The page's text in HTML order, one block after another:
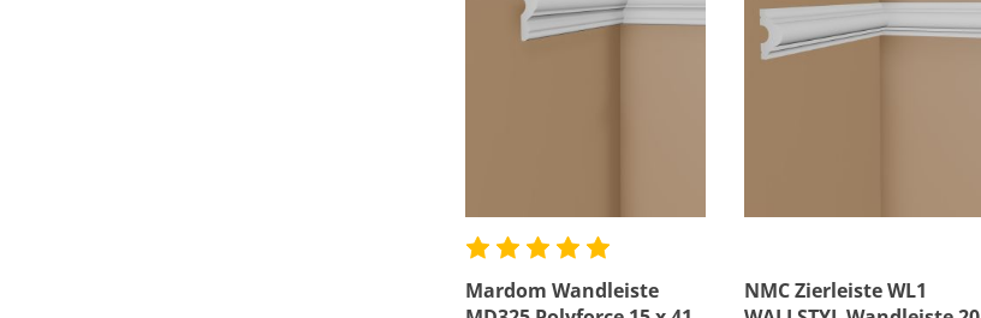
Mardom Wandleiste
NMC Zierleiste WL1